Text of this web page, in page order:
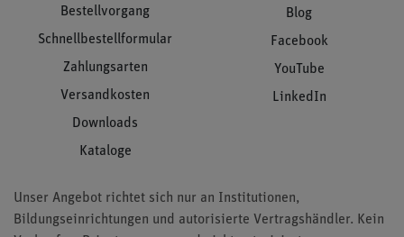
Bestellvorgang
Schnellbestellformular
Zahlungsarten
Versandkosten
Downloads
Kataloge
Blog
Facebook
YouTube
LinkedIn
Unser Angebot richtet sich nur an Institutionen,
Bildungseinrichtungen und autorisierte Vertragshändler. Kein